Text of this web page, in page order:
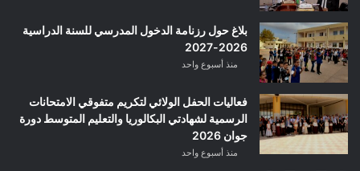
بلاغ حول رزنامة الدخول المدرسي للسنة الدراسية
2026-2027
منذ أسبوع واحد
فعاليات الحفل الولائي لتكريم متفوقي الامتحانات
الرسمية لشهادتي البكالوريا والتعليم المتوسط دورة
جوان 2026
منذ أسبوع واحد